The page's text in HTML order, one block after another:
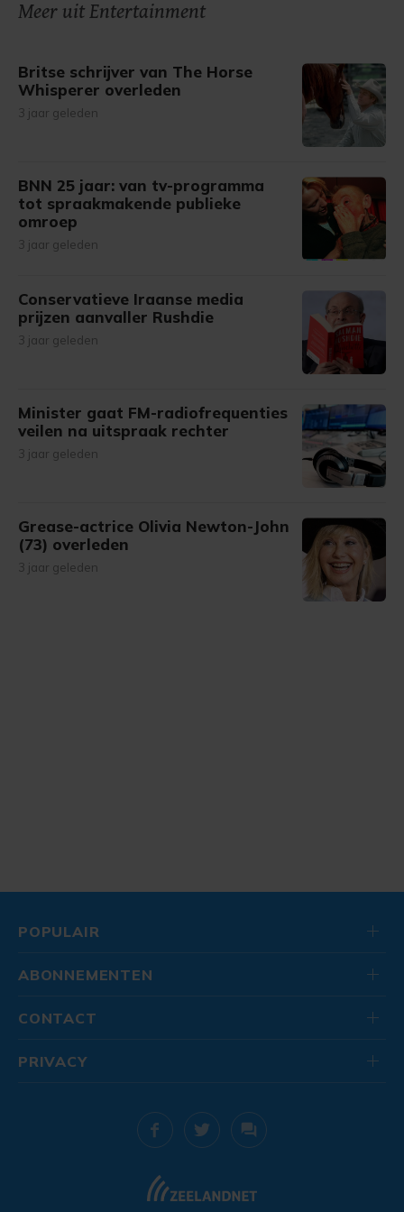
onze cookiepagina kun je ons cookiebeleid bekijken en je
Meer uit Entertainment
Britse schrijver van The Horse
Whisperer overleden
3 jaar geleden
BNN 25 jaar: van tv-programma
tot spraakmakende publieke
omroep
3 jaar geleden
Conservatieve Iraanse media
prijzen aanvaller Rushdie
3 jaar geleden
Minister gaat FM-radiofrequenties
veilen na uitspraak rechter
3 jaar geleden
Grease-actrice Olivia Newton-John
(73) overleden
3 jaar geleden
POPULAIR
ABONNEMENTEN
CONTACT
PRIVACY